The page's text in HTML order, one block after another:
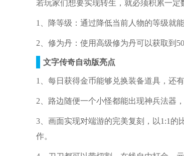
若玩家们想要实现转生，就必须积累一定
1、降等级：通过降低当前人物的等级就
2、修为丹：使用高级修为丹可以获取到
文字传奇自动版亮点
1、每日获得金币能够兑换装备道具，还
2、路边随便一个小怪都能出现神兵法器
3、画面实现对端游的完美复刻，以1:1
作。